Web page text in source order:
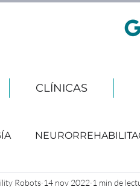
CLÍNICAS
Robots 14 nov 2022 1 min de